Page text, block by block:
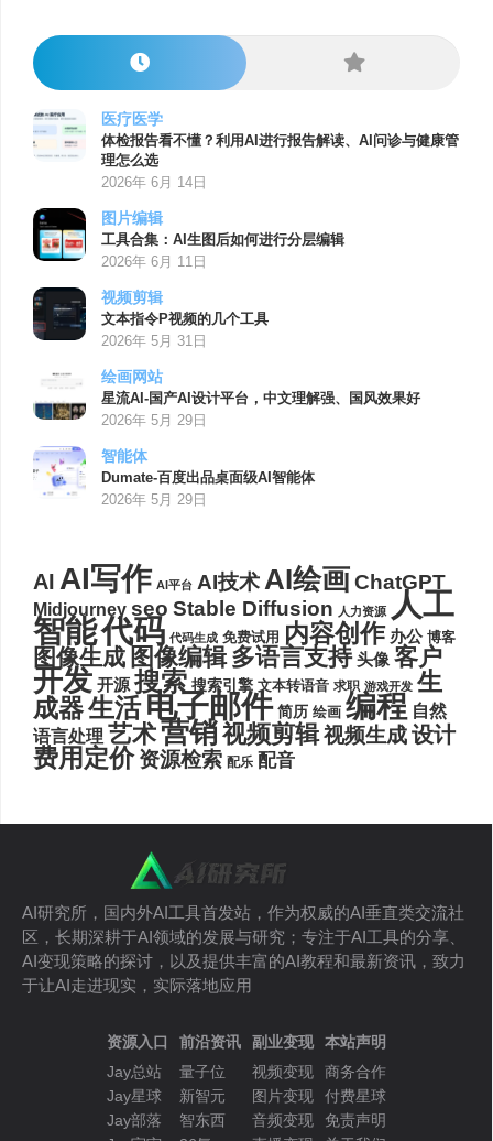
医疗医学
体检报告看不懂？利用AI进行报告解读、AI问诊与健康管
理怎么选
2026年 6月 14日
图片编辑
工具合集：AI生图后如何进行分层编辑
2026年 6月 11日
视频剪辑
文本指令P视频的几个工具
2026年 5月 31日
绘画网站
星流AI-国产AI设计平台，中文理解强、国风效果好
2026年 5月 29日
智能体
Dumate-百度出品桌面级AI智能体
2026年 5月 29日
AI AI写作 AI平台 AI技术AI绘画ChatGPT
Midjourney seo Stable Diffusion 人力资源 人工
智能代码 代码生成 免费试用 内容创作 办公 博客
图像生成 图像编辑 多语言支持 头像 客户
开发 开源 搜索 搜索引擎 文本转语音 求职 游戏开发 生
成器生活电子邮件 简历 绘画 编程 自然
语言处理 艺术营销视频剪辑视频生成设计
费用定价 资源检索 配乐 配音
AI研究所，国内外AI工具首发站，作为权威的AI垂直类交流社
区，长期深耕于AI领域的发展与研究；专注于AI工具的分享、
AI变现策略的探讨，以及提供丰富的AI教程和最新资讯，致力
于让AI走进现实，实际落地应用
资源入口
Jay总站
Jay星球
Jay部落
前沿资讯
量子位
新智元
智东西
副业变现
视频变现
图片变现
音频变现
本站声明
商务合作
付费星球
免责声明